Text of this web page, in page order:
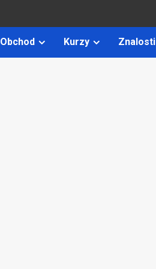
Obchod Kurzy Znalosti